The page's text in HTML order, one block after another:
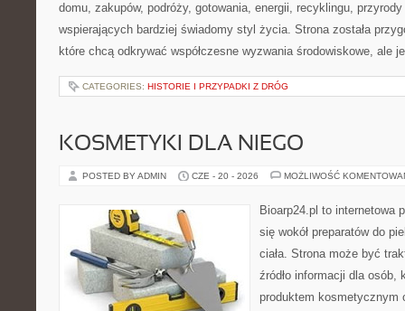
domu, zakupów, podróży, gotowania, energii, recyklingu,
wspierających bardziej świadomy styl życia. Strona została
które chcą odkrywać współczesne wyzwania środowiskowe, ale
CATEGORIES: HISTORIE I PRZYPADKI Z DRÓG
KOSMETYKI DLA NIEGO
POSTED BY ADMIN CZE - 20 - 2026 MOŻLIWOŚĆ
Bioarp24.pl to internetowa
się wokół preparatów do
ciała. Strona może być
źródło informacji dla osób,
produktem kosmetycznym